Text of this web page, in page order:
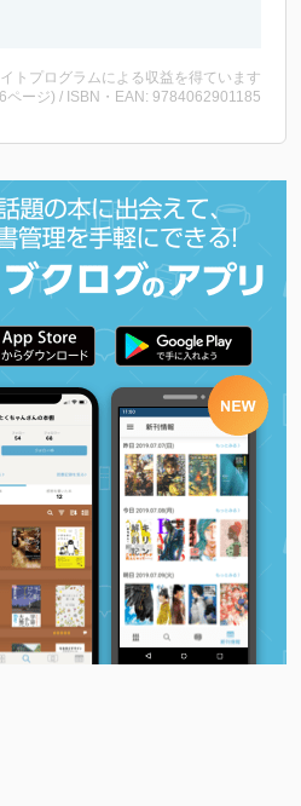
トプログラムによる収益を得ています
ページ) / ISBN・EAN: 9784062901185